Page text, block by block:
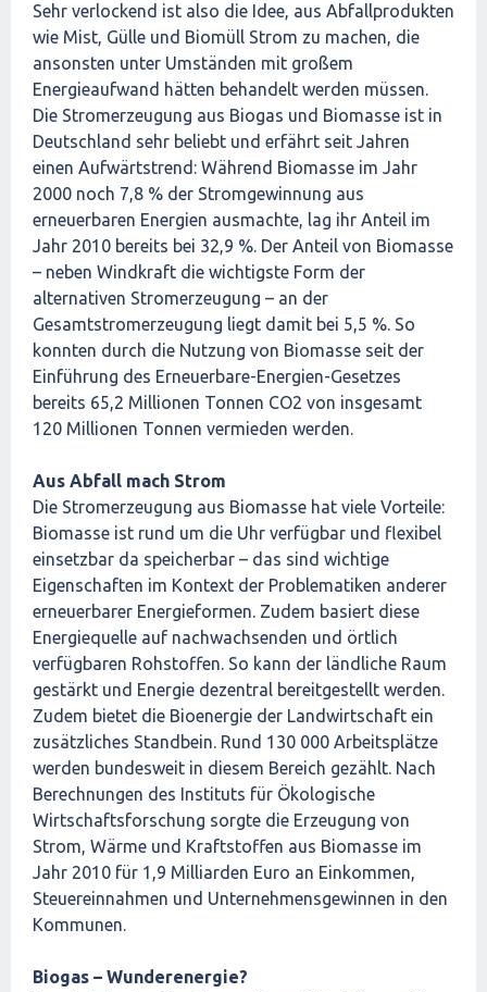
Sehr verlockend ist also die Idee, aus Abfallprodukten
wie Mist, Gülle und Biomüll Strom zu machen, die
ansonsten unter Umständen mit großem
Energieaufwand hätten behandelt werden müssen.
Die Stromerzeugung aus Biogas und Biomasse ist in
Deutschland sehr beliebt und erfährt seit Jahren
einen Aufwärtstrend: Während Biomasse im Jahr
2000 noch 7,8 % der Stromgewinnung aus
erneuerbaren Energien ausmachte, lag ihr Anteil im
Jahr 2010 bereits bei 32,9 %. Der Anteil von Biomasse
– neben Windkraft die wichtigste Form der
alternativen Stromerzeugung – an der
Gesamtstromerzeugung liegt damit bei 5,5 %. So
konnten durch die Nutzung von Biomasse seit der
Einführung des Erneuerbare-Energien-Gesetzes
bereits 65,2 Millionen Tonnen CO2 von insgesamt
120 Millionen Tonnen vermieden werden.
Aus Abfall mach Strom
Die Stromerzeugung aus Biomasse hat viele Vorteile:
Biomasse ist rund um die Uhr verfügbar und flexibel
einsetzbar da speicherbar – das sind wichtige
Eigenschaften im Kontext der Problematiken anderer
erneuerbarer Energieformen. Zudem basiert diese
Energiequelle auf nachwachsenden und örtlich
verfügbaren Rohstoffen. So kann der ländliche Raum
gestärkt und Energie dezentral bereitgestellt werden.
Zudem bietet die Bioenergie der Landwirtschaft ein
zusätzliches Standbein. Rund 130 000 Arbeitsplätze
werden bundesweit in diesem Bereich gezählt. Nach
Berechnungen des Instituts für Ökologische
Wirtschaftsforschung sorgte die Erzeugung von
Strom, Wärme und Kraftstoffen aus Biomasse im
Jahr 2010 für 1,9 Milliarden Euro an Einkommen,
Steuereinnahmen und Unternehmensgewinnen in den
Kommunen.
Biogas – Wunderenergie?